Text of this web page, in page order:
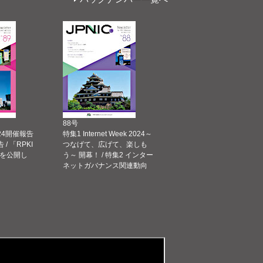
開催報告
/ 「RPKI
公開し
88号
特集1 Internet Week 2024～
つなげて、広げて、楽しも
う～ 開幕！ / 特集2 インター
ネットガバナンス関連動向